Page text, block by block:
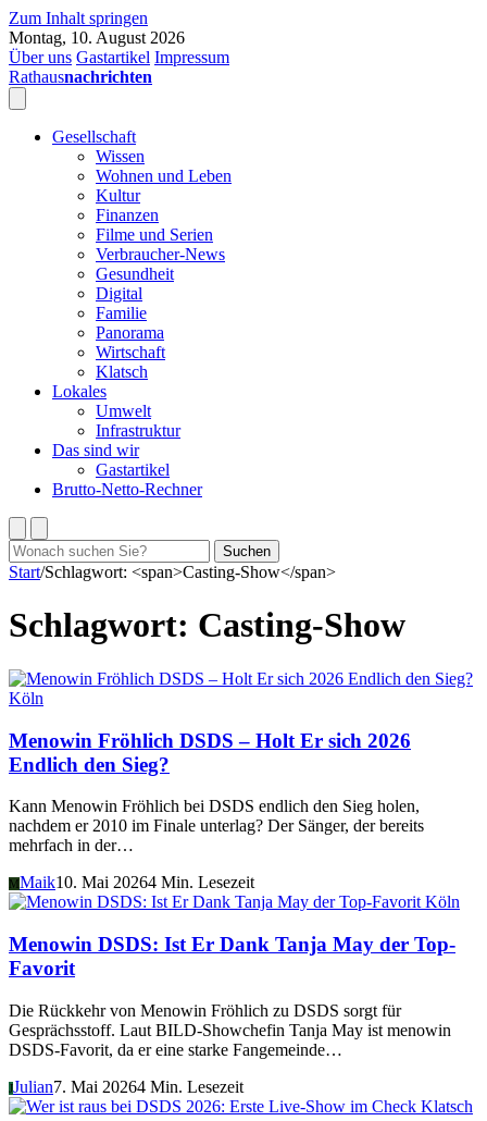
Zum Inhalt springen
Montag, 10. August 2026
Über uns Gastartikel Impressum
Rathausnachrichten
Gesellschaft
Wissen
Wohnen und Leben
Kultur
Finanzen
Filme und Serien
Verbraucher-News
Gesundheit
Digital
Familie
Panorama
Wirtschaft
Klatsch
Lokales
Umwelt
Infrastruktur
Das sind wir
Gastartikel
Brutto-Netto-Rechner
Suchen
nach:
Suchen
Start/Schlagwort: <span>Casting-Show</span>
Schlagwort: Casting-Show
Köln
Menowin Fröhlich DSDS – Holt Er sich 2026
Endlich den Sieg?
Kann Menowin Fröhlich bei DSDS endlich den Sieg holen,
nachdem er 2010 im Finale unterlag? Der Sänger, der bereits
mehrfach in der…
M Maik10. Mai 20264 Min. Lesezeit
Köln
Menowin DSDS: Ist Er Dank Tanja May der Top-
Favorit
Die Rückkehr von Menowin Fröhlich zu DSDS sorgt für
Gesprächsstoff. Laut BILD-Showchefin Tanja May ist menowin
DSDS-Favorit, da er eine starke Fangemeinde…
JJulian7. Mai 20264 Min. Lesezeit
Klatsch